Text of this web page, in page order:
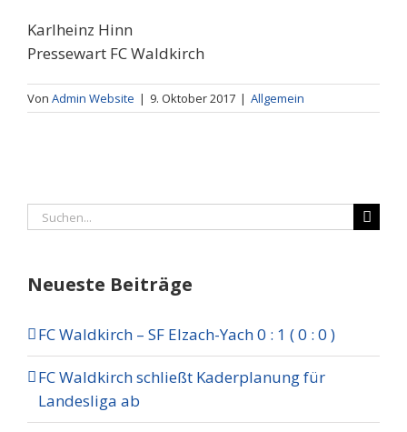
Karlheinz Hinn
Pressewart FC Waldkirch
Von Admin Website | 9. Oktober 2017 | Allgemein
Suche
Neueste Beiträge
FC Waldkirch – SF Elzach-Yach 0 : 1 ( 0 : 0 )
FC Waldkirch schließt Kaderplanung für
Landesliga ab